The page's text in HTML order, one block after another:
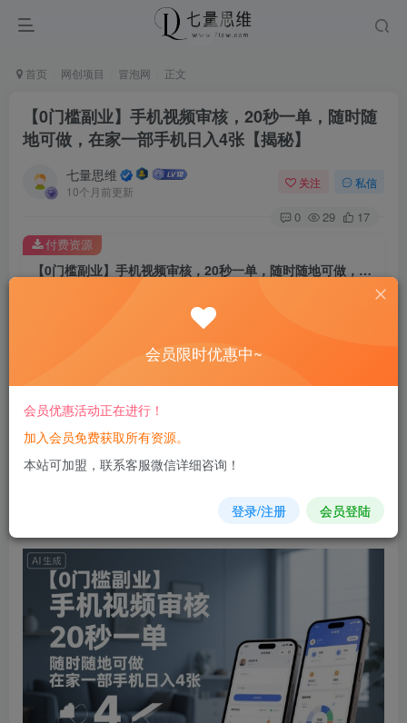
首页 网创项目 冒泡网 正文
【0门槛副业】手机视频审核，20秒一单，随时随
地可做，在家一部手机日入4张【揭秘】
七量思维
10个月前更新
关注 私信
0 29 17
【0门槛副业】手机视频审核，20秒一单，随时随地可做，在家一部手机日入4张【揭秘】
8.8
免费
您当前未登录！建议登陆后购买，可保存购买订单
付费资源
会员限时优惠中~
会员优惠活动正在进行！
加入会员免费获取所有资源。
本站可加盟，联系客服微信详细咨询！
登录/注册 会员登陆